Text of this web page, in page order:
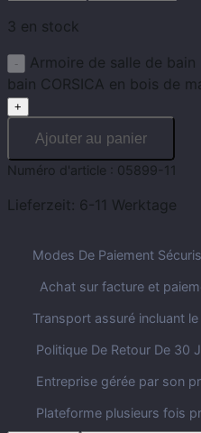
3 en stock
Armoire de salle de
bain CORSICA en bois de
Ajouter au panier
Numéro d'article : 05899-11
Lieferzeit: 6-11 Werktage
Modes De Paiement
Achat sur facture et
Transport assuré incluant
Politique De Retour De 30
Entreprise gérée par son
Plateforme plusieurs fois